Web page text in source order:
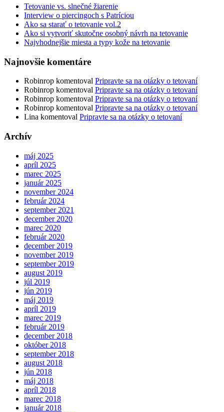
Tetovanie vs. slnečné žiarenie
Interview o piercingoch s Patríciou
Ako sa starať o tetovanie vol.2
Ako si vytvoriť skutočne osobný návrh na tetovanie
Najvhodnejšie miesta a typy kože na tetovanie
Najnovšie komentáre
Robinrop komentoval Pripravte sa na otázky o tetovaní
Robinrop komentoval Pripravte sa na otázky o tetovaní
Robinrop komentoval Pripravte sa na otázky o tetovaní
Robinrop komentoval Pripravte sa na otázky o tetovaní
Lina komentoval Pripravte sa na otázky o tetovaní
Archív
máj 2025
apríl 2025
marec 2025
január 2025
november 2024
február 2024
september 2021
december 2020
marec 2020
február 2020
december 2019
november 2019
september 2019
august 2019
júl 2019
jún 2019
máj 2019
apríl 2019
marec 2019
február 2019
december 2018
október 2018
september 2018
august 2018
jún 2018
máj 2018
apríl 2018
marec 2018
január 2018